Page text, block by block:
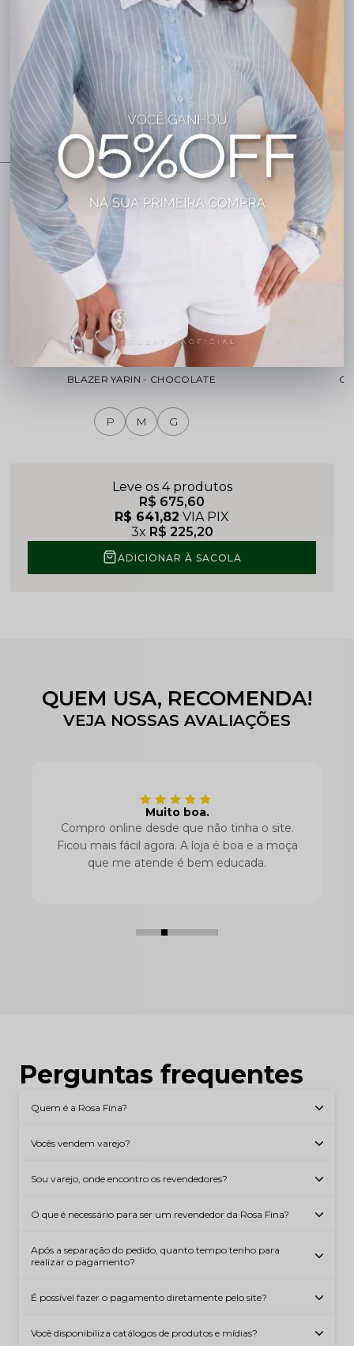
BLAZER YARIN - CHOCOLATE
Cadastre-se para ver o preço
P M G
Leve os 4 produtos
R$ 675,60
R$ 641,82 VIA PIX
3x R$ 225,20
ADICIONAR À SACOLA
QUEM USA, RECOMENDA!
VEJA NOSSAS AVALIAÇÕES
Essa marca é tudo.
As peças são ótimas e vendo rápido.
Obrigada por mandarem tudo certinho
sempre, é importante demais.
Perguntas frequentes
Quem é a Rosa Fina?
Vocês vendem varejo?
Sou varejo, onde encontro os revendedores?
O que é necessário para ser um revendedor da Rosa Fina?
Após a separação do pedido, quanto tempo tenho para
realizar o pagamento?
É possível fazer o pagamento diretamente pelo site?
Você disponibiliza catálogos de produtos e mídias?
Novas cores, tendências e
modelagens para renovar sua
vitrine e surpreender suas
clientes.
02
Dias
05
Horas
46
Minutos
47
Segundos